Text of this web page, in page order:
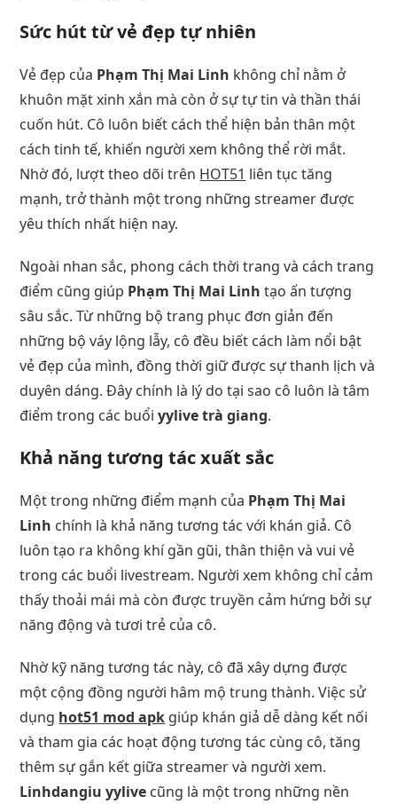
Sức hút từ vẻ đẹp tự nhiên
Vẻ đẹp của Phạm Thị Mai Linh không chỉ nằm ở
khuôn mặt xinh xắn mà còn ở sự tự tin và thần thái
cuốn hút. Cô luôn biết cách thể hiện bản thân một
cách tinh tế, khiến người xem không thể rời mắt.
Nhờ đó, lượt theo dõi trên HOT51 liên tục tăng
mạnh, trở thành một trong những streamer được
yêu thích nhất hiện nay.
Ngoài nhan sắc, phong cách thời trang và cách trang
điểm cũng giúp Phạm Thị Mai Linh tạo ấn tượng
sâu sắc. Từ những bộ trang phục đơn giản đến
những bộ váy lộng lẫy, cô đều biết cách làm nổi bật
vẻ đẹp của mình, đồng thời giữ được sự thanh lịch và
duyên dáng. Đây chính là lý do tại sao cô luôn là tâm
điểm trong các buổiyylive trà giang.
Khả năng tương tác xuất sắc
Một trong những điểm mạnh của Phạm Thị Mai
Linh chính là khả năng tương tác với khán giả. Cô
luôn tạo ra không khí gần gũi, thân thiện và vui vẻ
trong các buổi livestream. Người xem không chỉ cảm
thấy thoải mái mà còn được truyền cảm hứng bởi sự
năng động và tươi trẻ của cô.
Nhờ kỹ năng tương tác này, cô đã xây dựng được
một cộng đồng người hâm mộ trung thành. Việc sử
dụng hot51 mod apk giúp khán giả dễ dàng kết nối
và tham gia các hoạt động tương tác cùng cô, tăng
thêm sự gắn kết giữa streamer và người xem.
Linhdangiu yylive cũng là một trong những nền